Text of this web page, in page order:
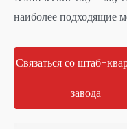
наиболее подходящие
Связаться со штаб-
завода